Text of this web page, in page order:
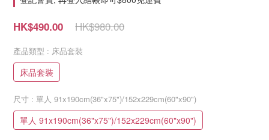
HK$980.00
HK$490.00
產品類型 : 床品套裝
床品套裝
尺寸 : 單人 91x190cm(36"x75")/152x229cm(60"x90")
單人 91x190cm(36"x75")/152x229cm(60"x90")